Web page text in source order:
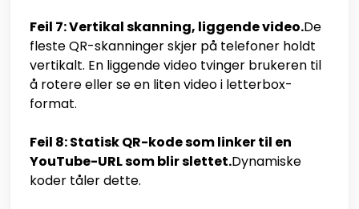
Feil 7: Vertikal skanning, liggende video.De
fleste QR-skanninger skjer på telefoner holdt
vertikalt. En liggende video tvinger brukeren til
å rotere eller se en liten video i letterbox-
format.
Feil 8: Statisk QR-kode som linker til en
YouTube-URL som blir slettet.Dynamiske
koder tåler dette.